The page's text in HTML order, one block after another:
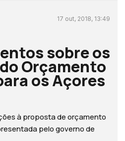
17 out, 2018, 13:49
sobre os
Orçamento
os Açores
à proposta de orçamento
pelo governo de